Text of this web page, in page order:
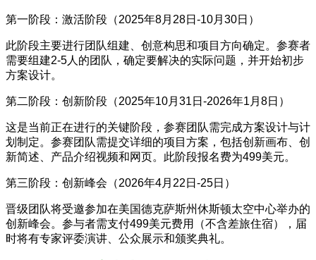
第一阶段：激活阶段（2025年8月28日-10月30日）
此阶段主要进行团队组建、创意构思和项目方向确定。参赛者
需要组建2-5人的团队，确定要解决的实际问题，并开始初步
方案设计。
第二阶段：创新阶段（2025年10月31日-2026年1月8日）
这是当前正在进行的关键阶段，参赛团队需完成方案设计与计
划制定。参赛团队需提交详细的项目方案，包括创新画布、创
新简述、产品介绍视频和网页。此阶段报名费为499美元。
第三阶段：创新峰会（2026年4月22日-25日）
晋级团队将受邀参加在美国德克萨斯州休斯顿太空中心举办的
创新峰会。参与者需支付499美元费用（不含差旅住宿），届
时将有专家评委演讲、公众展示和颁奖典礼。